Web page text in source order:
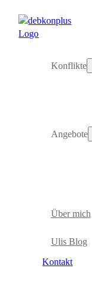
Konflikte
Angebote
Über mich
Ulis Blog
Kontakt